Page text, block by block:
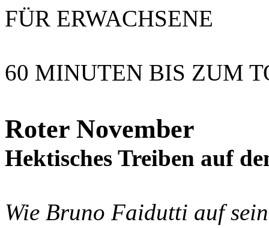
FÜR ERWACHSENE
60 MINUTEN BIS ZUM
Roter November
Hektisches Treiben auf
Wie Bruno Faidutti auf